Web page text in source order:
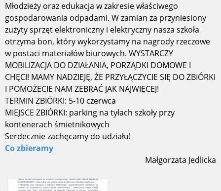
Młodzieży oraz edukacja w zakresie właściwego
gospodarowania odpadami. W zamian za przyniesiony
zużyty sprzęt elektroniczny i elektryczny nasza szkoła
otrzyma bon, który wykorzystamy na nagrody rzeczowe
w postaci materiałów biurowych. WYSTARCZY
MOBILIZACJA DO DZIAŁANIA, PORZĄDKI DOMOWE I
CHĘCI! MAMY NADZIEJĘ, ŻE PRZYŁĄCZYCIE SIĘ DO ZBIÓRKI
I POMOŻECIE NAM ZEBRAĆ JAK NAJWIĘCEJ!
TERMIN ZBIÓRKI: 5-10 czerwca
MIEJSCE ZBIÓRKI: parking na tyłach szkoły przy
kontenerach śmietnikowych
Serdecznie zachęcamy do udziału!
Co zbieramy
Małgorzata Jedlicka